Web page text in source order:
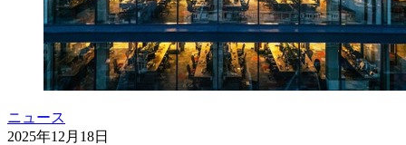
ニュース
2025年12月18日